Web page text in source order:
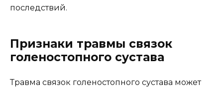
последствий.
Признаки травмы связок
голеностопного сустава
Травма связок голеностопного сустава может